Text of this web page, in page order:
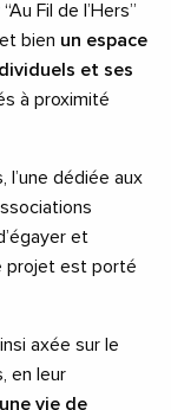
Fil de l’Hers”
bien un espace
et ses
à proximité
l’une dédiée aux
et
projet est porté
axée sur le
en leur
vie de